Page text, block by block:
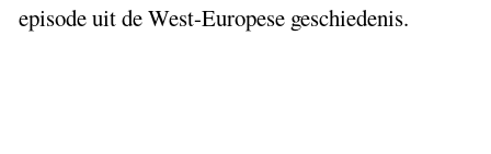
episode uit de West-Europese geschiedenis.